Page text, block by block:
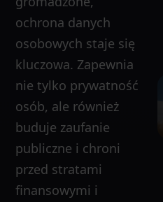
ochrona danych
osobowych staje się
kluczowa. Zapewnia
nie tylko prywatność
osób, ale również
buduje zaufanie
publiczne i chroni
przed stratami
finansowymi i